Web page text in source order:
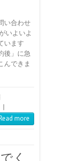
い合わせ
いよいよ
います
後」に急
んできま
|
more
く